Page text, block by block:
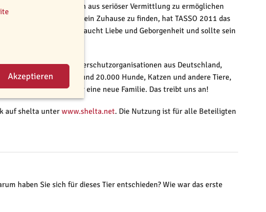
einen Zugang zu Tieren aus seriöser Vermittlung zu ermöglichen
dabei zu helfen, ein Zuhause zu finden, hat TASSO 2011 das
Denn ein Tier braucht Liebe und Geborgenheit und sollte sein
von Tierheimen und Tierschutzorganisationen aus Deutschland,
neuen Menschen. Rund 20.000 Hunde, Katzen und andere Tiere,
sich jährlich über eine neue Familie. Das treibt uns an!
auf shelta unter www.shelta.net. Die Nutzung ist für alle Beteiligten
haben Sie sich für dieses Tier entschieden? Wie war das erste